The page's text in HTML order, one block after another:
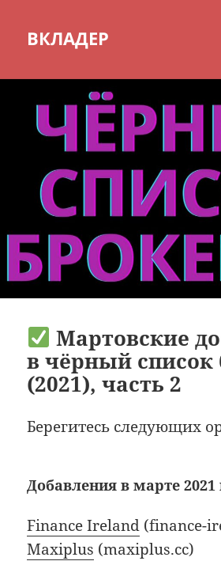
ВКЛАДЕР
Мартовские
в чёрный список
(2021), часть 2
Берегитесь следующих
Добавления в марте 2021
Finance Ireland (finance-
Maxiplus (maxiplus.cc)